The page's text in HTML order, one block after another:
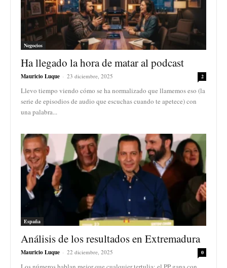
Negocios
Ha llegado la hora de matar al podcast
Mauricio Luque - 23 diciembre, 2025 2
Llevo tiempo viendo cómo se ha normalizado que llamemos eso (la
serie de episodios de audio que escuchas cuando te apetece) con
una palabra...
España
Análisis de los resultados en Extremadura
Mauricio Luque - 22 diciembre, 2025 0